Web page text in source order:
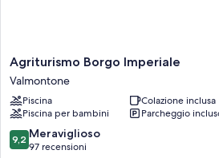
Altri servizi disponibili in tutte le camere
Servizio riciclo e lampadine a LED
Bagni con bidet e set di cortesia
TV da 20 pollici con canali TV premium
Balconi, pulizie giornaliere e scrivanie
Agriturismo
Borgo
Imperiale
Valmontone
Agriturismo Borgo Imperiale
Valmontone
Piscina
Colazione inclusa
Piscina per bambini
Parcheggio
9.2
su
9,2 Meraviglioso
97 recensioni